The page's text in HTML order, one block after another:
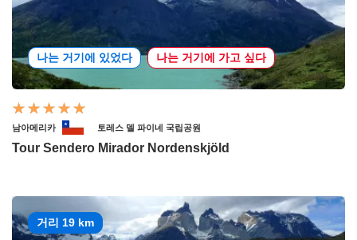
나는 거기에 있었다 나는 거기에 가고 싶다
남아메리카 토레스 델 파이네 국립공원
Tour Sendero Mirador Nordenskjöld
거리 19 km